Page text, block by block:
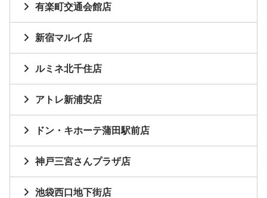
有楽町交通会館店
新宿マルイ店
ルミネ北千住店
アトレ新浦安店
ドン・キホーテ蒲田駅前店
神戸三宮さんプラザ店
池袋西口地下街店